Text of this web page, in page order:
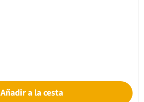
Añadir a la cesta